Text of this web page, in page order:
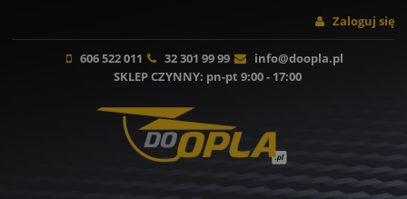
Zaloguj się
606 522 011 32 301 99 99
info@doopla.pl
SKLEP CZYNNY: pn-pt 9:00 - 17:00